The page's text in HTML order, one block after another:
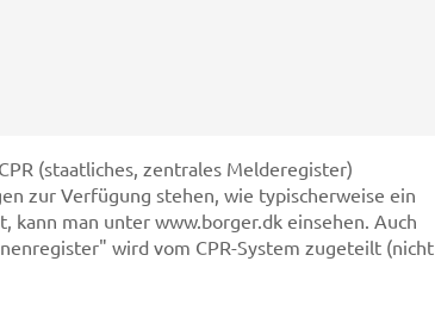
(staatliches, zentrales Melderegister)
zur Verfügung stehen, wie typischerweise ein
kann man unter www.borger.dk einsehen. Auch
wird vom CPR-System zugeteilt (nicht